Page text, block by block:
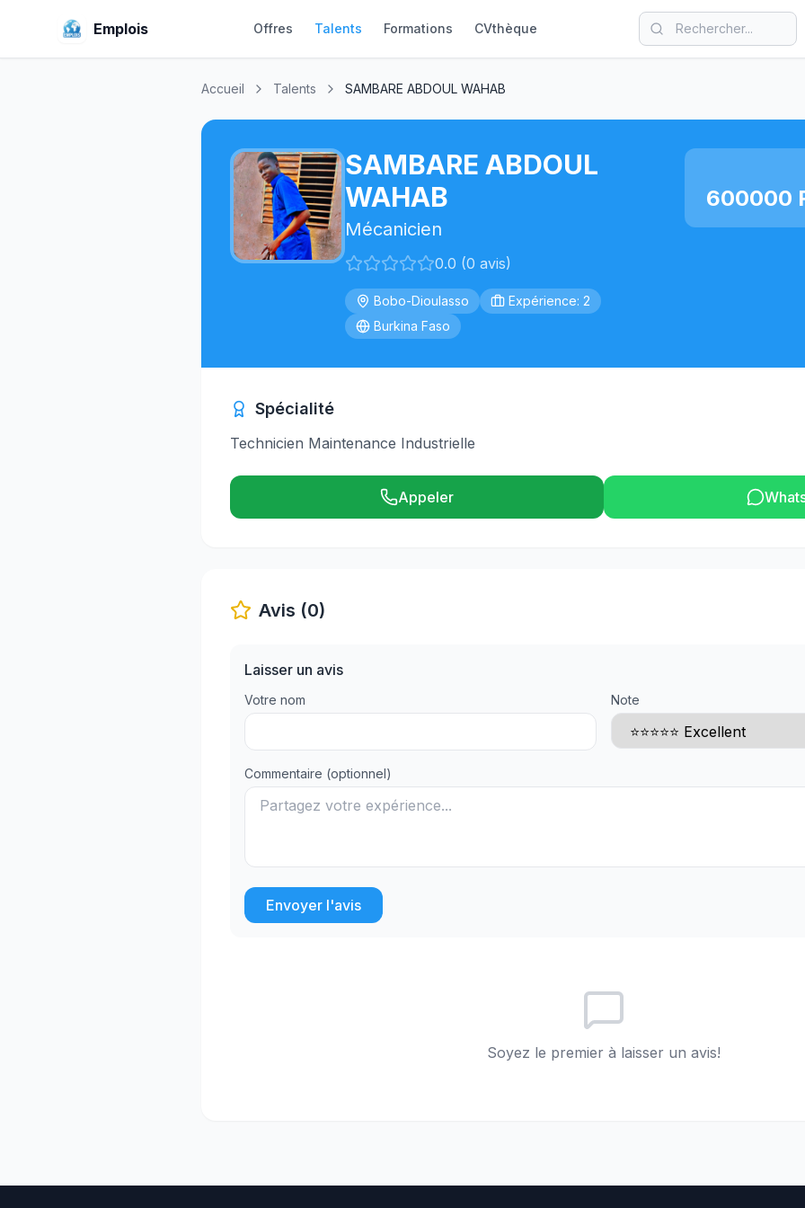
Emplois Offres Talents Formations CVthèque
Accueil Talents SAMBARE ABDOUL WAHAB
SAMBARE ABDOUL
WAHAB
Mécanicien
0.0 (0 avis)
Bobo-Dioulasso
Expérience: 2
Burkina Faso
600000
Spécialité
Technicien Maintenance Industrielle
Appeler
Avis (0)
Laisser un avis
Votre nom Note
Commentaire (optionnel)
Envoyer l'avis
Soyez le premier à laisser un avis!